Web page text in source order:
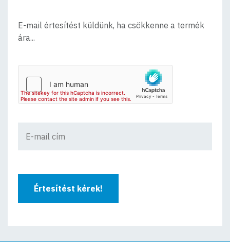
E-mail értesítést küldünk, ha csökkenne a termék
ára...
Értesítést kérek!